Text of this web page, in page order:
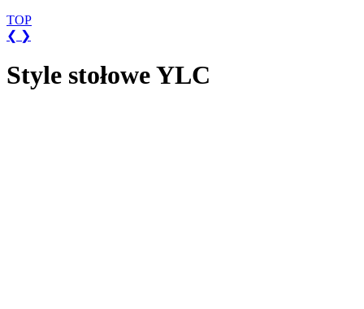
TOP
❮ ❯
Style stołowe YLC